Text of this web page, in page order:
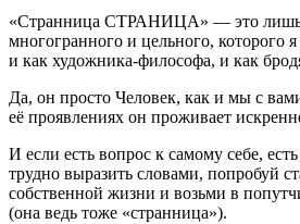
«Странница СТРАНИЦА» — это лишь
многогранного и цельного, которого
и как художника-философа, и как
Да, он просто Человек, как и мы с
её проявлениях он проживает
И если есть вопрос к самому себе,
трудно выразить словами, попробуй
собственной жизни и возьми в
(она ведь тоже «странница»).